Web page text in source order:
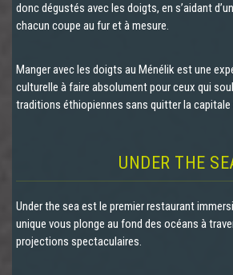
donc dégustés avec les doigts, en s’aidant
chacun coupe au fur et à mesure.
Manger avec les doigts au Ménélik est une
culturelle à faire absolument pour ceux qui
traditions éthiopiennes sans quitter la capitale
UNDER THE
Under the sea est le premier restaurant
unique vous plonge au fond des océans à
projections spectaculaires.